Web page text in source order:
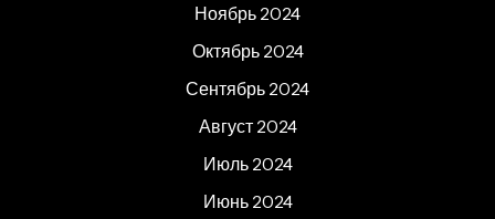
Ноябрь 2024
Октябрь 2024
Сентябрь 2024
Август 2024
Июль 2024
Июнь 2024